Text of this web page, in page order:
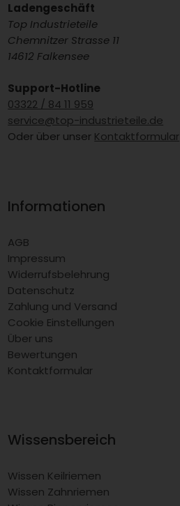
Ladengeschäft
Top Industrieteile
Chemnitzer Strasse 11
14612 Falkensee
Support-Hotline
03322 / 84 11 959
service@top-industrieteile.de
Oder über unser Kontaktformular
Informationen
AGB
Impressum
Widerrufsbelehrung
Datenschutz
Zahlung und Versand
Cookie Einstellungen
Über uns
Bewertungen
Kontaktformular
Wissensbereich
Wissen Keilriemen
Wissen Zahnriemen